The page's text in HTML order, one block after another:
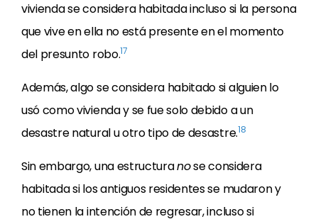
vivienda se considera habitada incluso si la persona
que vive en ella no está presente en el momento
del presunto robo.17
Además, algo se considera habitado si alguien lo
usó como vivienda y se fue solo debido a un
desastre natural u otro tipo de desastre.18
Sin embargo, una estructuranose considera
habitada si los antiguos residentes se mudaron y
no tienen la intención de regresar, incluso si